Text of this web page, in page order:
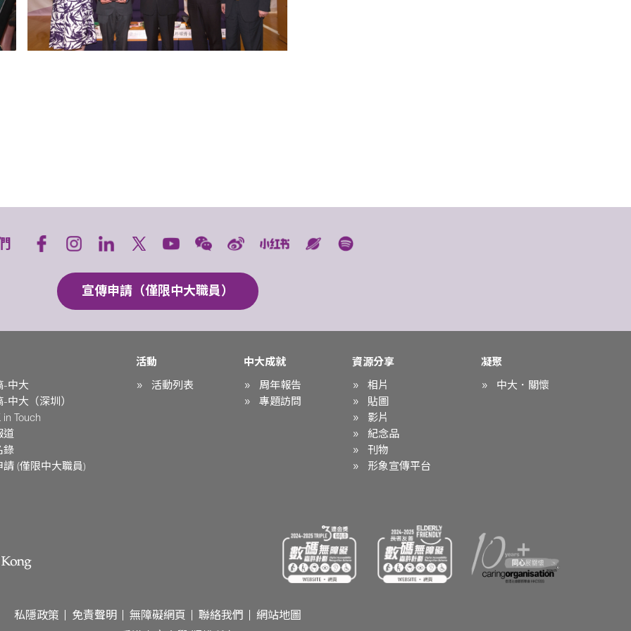
宣傳申請（僅限中大職員）
-中大
中大（深圳）
Touch
道
錄
請 (僅限中大職員)
活動
活動列表
中大成就
周年報告
專題訪問
資源分享
相片
貼圖
影片
紀念品
刊物
形象宣傳平台
凝聚
中大．關懷
私隱政策 免責聲明 無障礙網頁 聯絡我們
網站地圖